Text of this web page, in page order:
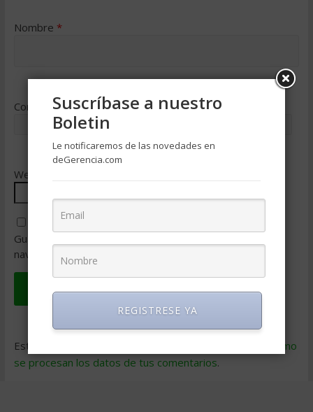
Nombre *
Correo electrónico*
Web
Guarda mi nombre, correo electrónico y web en este
navegador para la próxima vez que comente.
Este sitio usa Akismet para reducir el spam.
Aprende cómo
se procesan los datos de tus comentarios.
Suscríbase a nuestro
Boletin
Le notificaremos de las novedades en
deGerencia.com
REGISTRESE YA